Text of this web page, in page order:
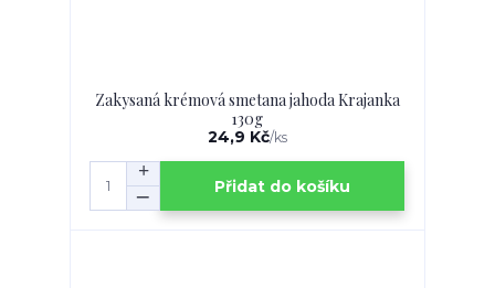
Zakysaná krémová smetana jahoda Krajanka
130g
24,9 Kč/ks
Přidat do košíku